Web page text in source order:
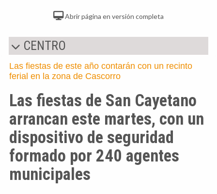
Abrir página en versión completa
CENTRO
Las fiestas de este año contarán con un recinto
ferial en la zona de Cascorro
Las fiestas de San Cayetano
arrancan este martes, con un
dispositivo de seguridad
formado por 240 agentes
municipales